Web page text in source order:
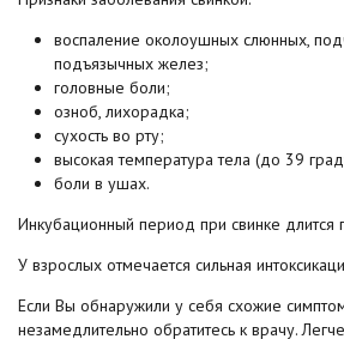
воспаление околоушных слюнных,
подъязычных желез;
головные боли;
озноб, лихорадка;
сухость во рту;
высокая температура тела (до 39
боли в ушах.
Инкубационный период при свинке
У взрослых отмечается сильная
Если Вы обнаружили у себя схожие
незамедлительно обратитесь к врачу.